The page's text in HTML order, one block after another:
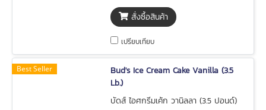
สั่งซื้อสินค้า
เปรียบเทียบ
Best Seller
Bud's Ice Cream Cake Vanilla (3.5
Lb.)
บัดส์ ไอศกรีมเค้ก วานิลลา (3.5 ปอนด์)